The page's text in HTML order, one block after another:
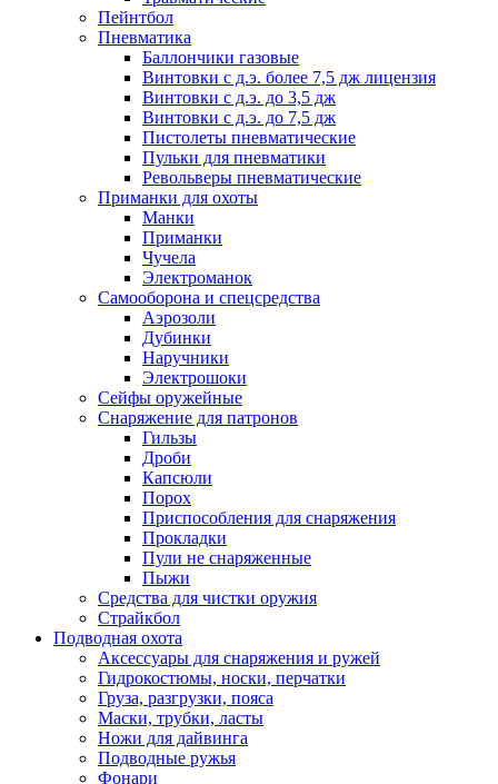
Пейнтбол
Пневматика
Баллончики газовые
Винтовки с д.э. более 7,5 дж лицензия
Винтовки с д.э. до 3,5 дж
Винтовки с д.э. до 7,5 дж
Пистолеты пневматические
Пульки для пневматики
Револьверы пневматические
Приманки для охоты
Манки
Приманки
Чучела
Электроманок
Самооборона и спецсредства
Аэрозоли
Дубинки
Наручники
Электрошоки
Сейфы оружейные
Снаряжение для патронов
Гильзы
Дроби
Капсюли
Порох
Приспособления для снаряжения
Прокладки
Пули не снаряженные
Пыжи
Средства для чистки оружия
Страйкбол
Подводная охота
Аксессуары для снаряжения и ружей
Гидрокостюмы, носки, перчатки
Груза, разгрузки, пояса
Маски, трубки, ласты
Ножи для дайвинга
Подводные ружья
Фонари